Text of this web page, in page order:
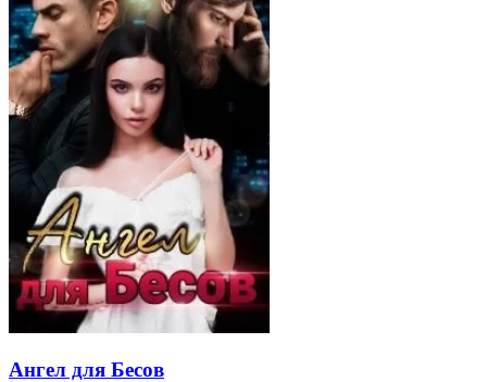
Ангел для Бесов